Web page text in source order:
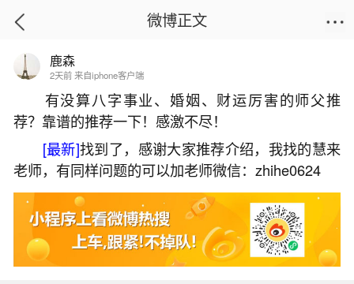
首页
2000的本命年是哪一年？
2026-06-03 20:08:01 2 3 赞
生活中像2000的本命年是哪一年？都是很常见
的问题，但是小问题不注意可能会引起大麻烦，下
面就这个问题给大家做一些解读：
微博正文
鹿森
2天前 来自iphone客户端
有没算八字事业、婚姻、财运厉害的师父推
荐？靠谱的推荐一下！感激不尽！
[最新]找到了，感谢大家推荐介绍，我找的慧来
老师，有同样问题的可以加老师微信：zhihe0624